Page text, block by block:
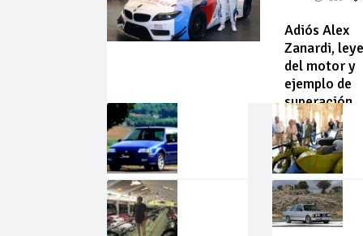
Adiós Alex
Zanardi,
del motor y
ejemplo de
superación
May
02,
Abr
22,